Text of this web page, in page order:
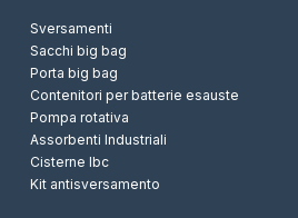
Sversamenti
Sacchi big bag
Porta big bag
Contenitori per batterie esauste
Pompa rotativa
Assorbenti Industriali
Cisterne Ibc
Kit antisversamento